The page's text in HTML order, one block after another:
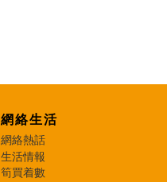
網絡生活
網絡熱話
生活情報
筍買着數